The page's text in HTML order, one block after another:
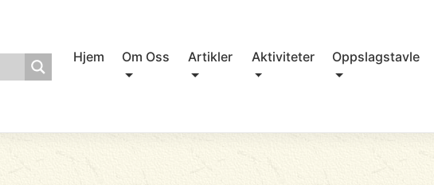
Hjem Om Oss Artikler Aktiviteter Oppslagstavle